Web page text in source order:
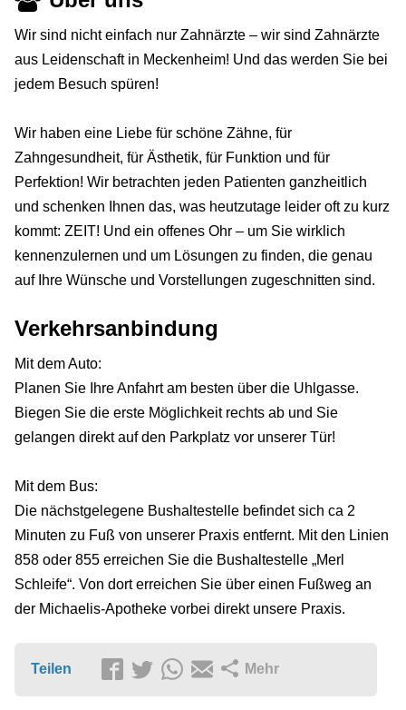
Wir sind nicht einfach nur Zahnärzte – wir sind Zahnärzte
aus Leidenschaft in Meckenheim! Und das werden Sie bei
jedem Besuch spüren!
Wir haben eine Liebe für schöne Zähne, für
Zahngesundheit, für Ästhetik, für Funktion und für
Perfektion! Wir betrachten jeden Patienten ganzheitlich
und schenken Ihnen das, was heutzutage leider oft zu kurz
kommt: ZEIT! Und ein offenes Ohr – um Sie wirklich
kennenzulernen und um Lösungen zu finden, die genau
auf Ihre Wünsche und Vorstellungen zugeschnitten sind.
Verkehrsanbindung
Mit dem Auto:
Planen Sie Ihre Anfahrt am besten über die Uhlgasse.
Biegen Sie die erste Möglichkeit rechts ab und Sie
gelangen direkt auf den Parkplatz vor unserer Tür!
Mit dem Bus:
Die nächstgelegene Bushaltestelle befindet sich ca 2
Minuten zu Fuß von unserer Praxis entfernt. Mit den Linien
858 oder 855 erreichen Sie die Bushaltestelle „Merl
Schleife“. Von dort erreichen Sie über einen Fußweg an
der Michaelis-Apotheke vorbei direkt unsere Praxis.
Teilen Mehr